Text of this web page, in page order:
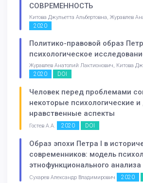
СОВРЕМЕННОСТЬ
Китова Джульетта Альбертовна, Журавлев
2020
Политико-правовой образ
психологическое
Журавлев Анатолий Лактионович, Китова
2020 DOI
Человек перед проблемами
некоторые психологические и
нравственные аспекты
Гостев А.А. 2020 DOI
Образ эпохи Петра I в
современников: модель
этнофункционального анализа
Сухарев Александр Владимирович 2020